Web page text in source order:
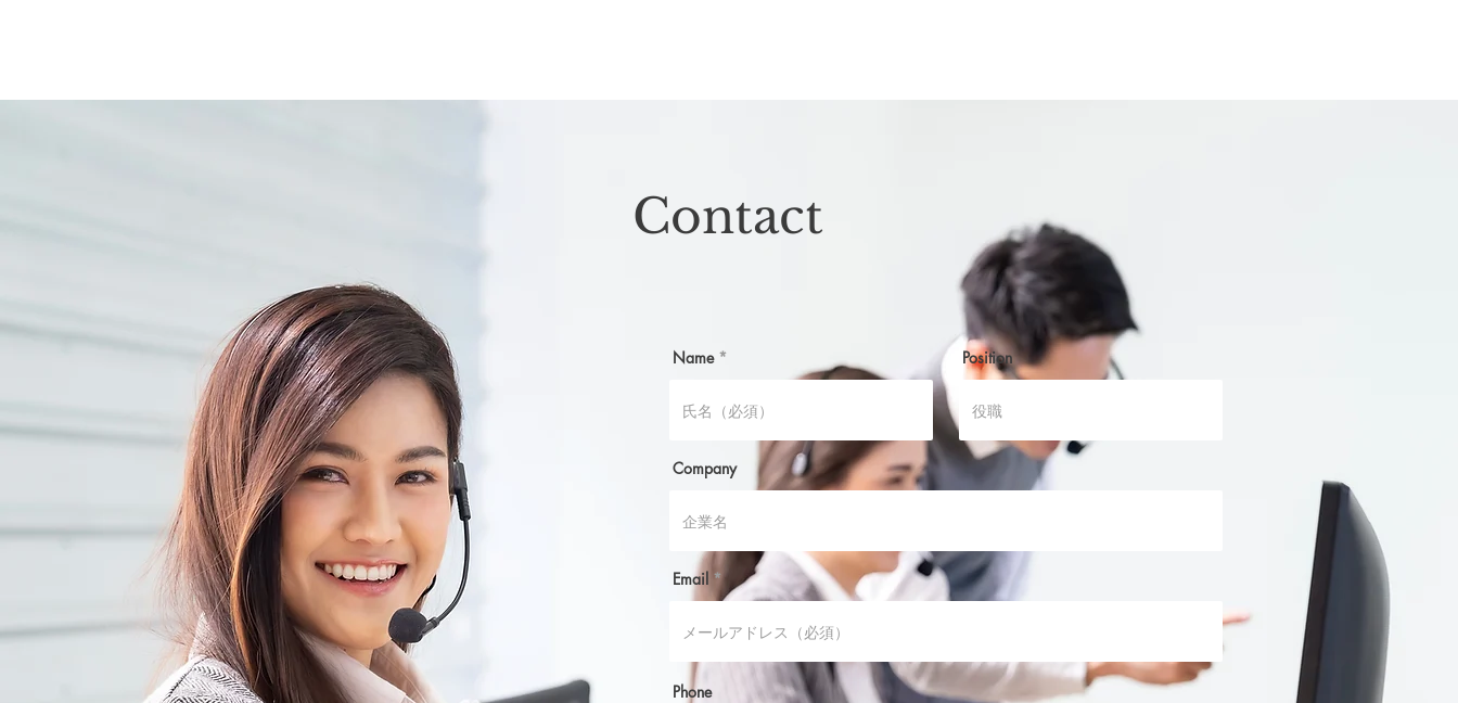
Contact
Name Position
Company
Email
Phone